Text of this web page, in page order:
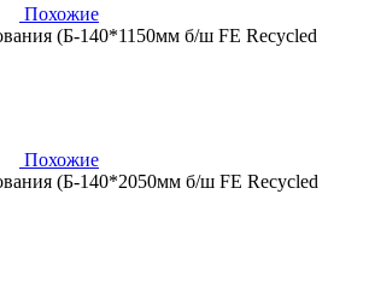
Похожие
(Б-140*1150мм б/ш FE Recycled
Похожие
(Б-140*2050мм б/ш FE Recycled